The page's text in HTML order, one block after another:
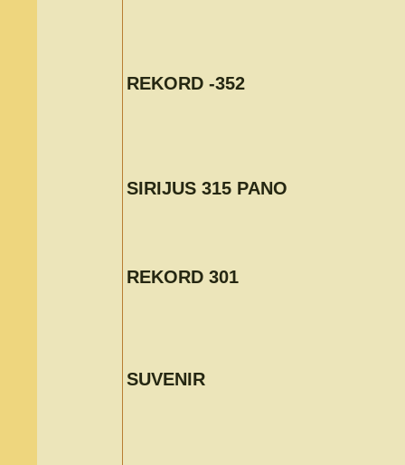
REKORD -352
SIRIJUS 315 PANO
REKORD 301
SUVENIR